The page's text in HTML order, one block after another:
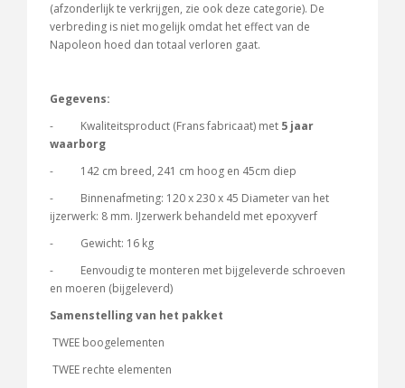
(afzonderlijk te verkrijgen, zie ook deze categorie). De
verbreding is niet mogelijk omdat het effect van de
Napoleon hoed dan totaal verloren gaat.
Gegevens:
- Kwaliteitsproduct (Frans fabricaat) met 5 jaar
waarborg
- 142 cm breed, 241 cm hoog en 45cm diep
- Binnenafmeting: 120 x 230 x 45 Diameter van het
ijzerwerk: 8 mm. IJzerwerk behandeld met epoxyverf
- Gewicht: 16 kg
- Eenvoudig te monteren met bijgeleverde schroeven
en moeren (bijgeleverd)
Samenstelling van het pakket
TWEE boogelementen
TWEE rechte elementen